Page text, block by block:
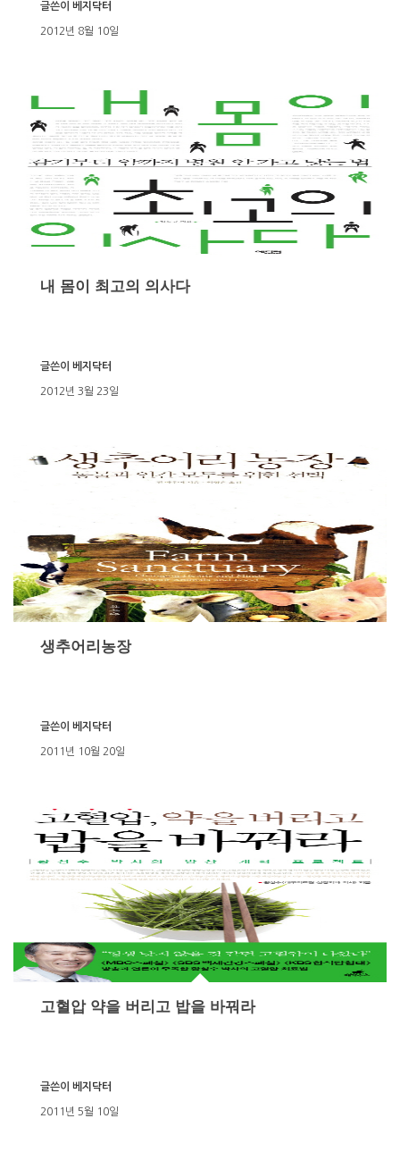
2012년 8월 10일
글쓴이 베지닥터
내 몸이 최고의 의사다
2012년 3월 23일
글쓴이 베지닥터
생추어리농장
2011년 10월 20일
글쓴이 베지닥터
고혈압 약을 버리고 밥을 바꿔라
2011년 5월 10일
글쓴이 베지닥터